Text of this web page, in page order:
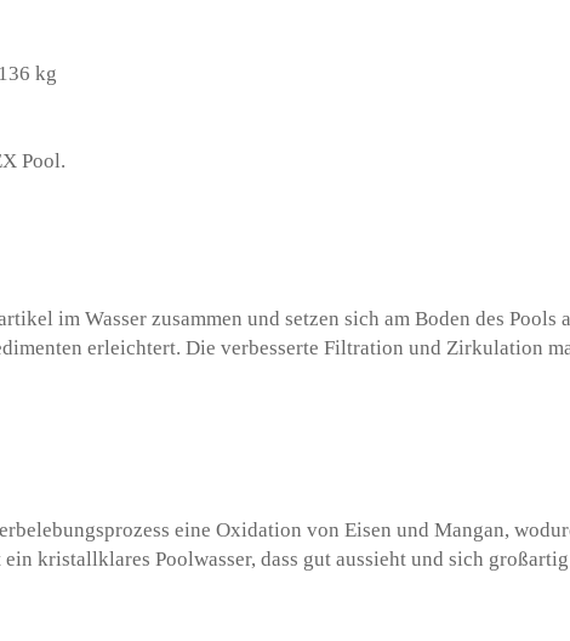
kg
Pool.
im Wasser zusammen und setzen sich am Boden des Pools
erleichtert. Die verbesserte Filtration und Zirkulation
eine Oxidation von Eisen und Mangan,
kristallklares Poolwasser, dass gut aussieht und sich